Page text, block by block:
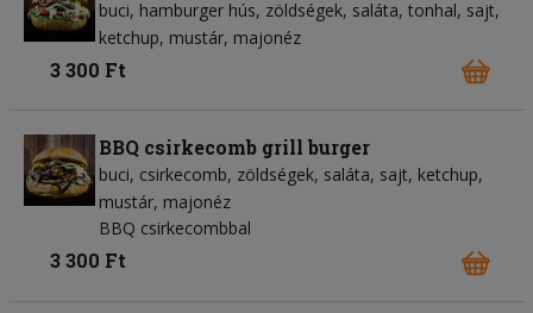
buci hamburger hús zöldségek saláta tonhal sajt
ketchup mustár majonéz
3 300 Ft
BBQ csirkecomb grill burger
buci csirkecomb zöldségek saláta sajt ketchup
mustár majonéz
BBQ csirkecombbal
3 300 Ft